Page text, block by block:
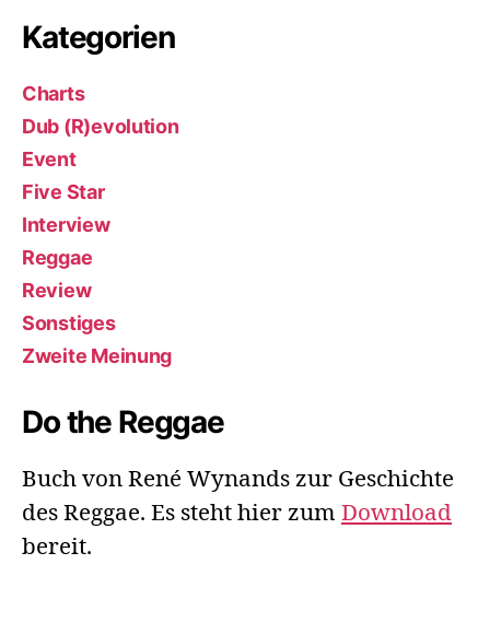
Kategorien
Charts
Dub (R)evolution
Event
Five Star
Interview
Reggae
Review
Sonstiges
Zweite Meinung
Do the Reggae
Buch von René Wynands zur Geschichte
des Reggae. Es steht hier zum Download
bereit.